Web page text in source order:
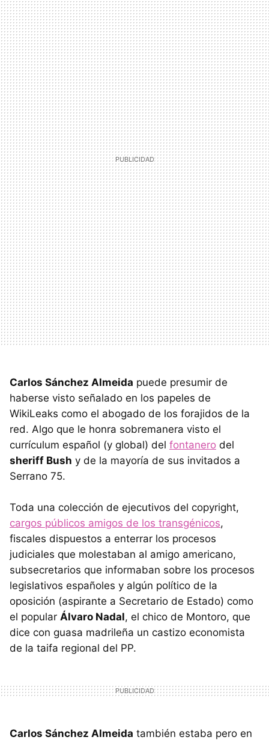
Carlos Sánchez Almeida puede presumir de
haberse visto señalado en los papeles de
WikiLeaks como el abogado de los forajidos de la
red. Algo que le honra sobremanera visto el
currículum español (y global) del fontanero del
sheriff Bush y de la mayoría de sus invitados a
Serrano 75.
Toda una colección de ejecutivos del copyright,
cargos públicos amigos de los transgénicos,
fiscales dispuestos a enterrar los procesos
judiciales que molestaban al amigo americano,
subsecretarios que informaban sobre los procesos
legislativos españoles y algún político de la
oposición (aspirante a Secretario de Estado) como
el popular Álvaro Nadal, el chico de Montoro, que
dice con guasa madrileña un castizo economista
de la taifa regional del PP.
Carlos Sánchez Almeida también estaba pero en